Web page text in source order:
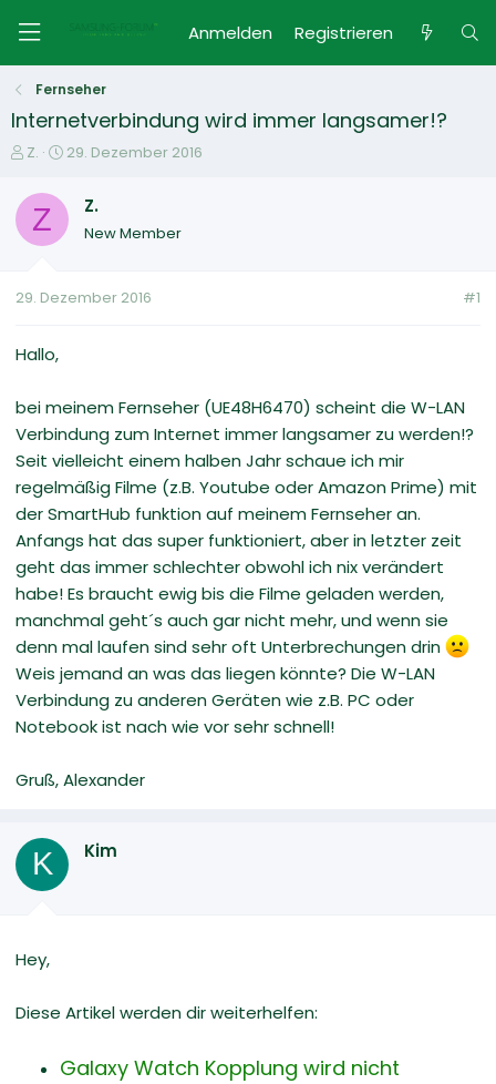
Anmelden Registrieren
Fernseher
Internetverbindung wird immer langsamer!?
E
s
e
e
Z.
E
t
t
29. Dezember 2016
Z Z.
New Member
29. Dezember 2016 #1
Hallo,
bei meinem Fernseher (UE48H6470) scheint die W-LAN
Verbindung zum Internet immer langsamer zu werden!?
Seit vielleicht einem halben Jahr schaue ich mir
regelmäßig Filme (z.B. Youtube oder Amazon Prime) mit
der SmartHub funktion auf meinem Fernseher an.
Anfangs hat das super funktioniert, aber in letzter zeit
geht das immer schlechter obwohl ich nix verändert
habe! Es braucht ewig bis die Filme geladen werden,
manchmal geht´s auch gar nicht mehr, und wenn sie
denn mal laufen sind sehr oft Unterbrechungen drin
Weis jemand an was das liegen könnte? Die W-LAN
Verbindung zu anderen Geräten wie z.B. PC oder
Notebook ist nach wie vor sehr schnell!
Gruß, Alexander
K Kim
Hey,
Diese Artikel werden dir weiterhelfen:
Galaxy Watch Kopplung wird nicht